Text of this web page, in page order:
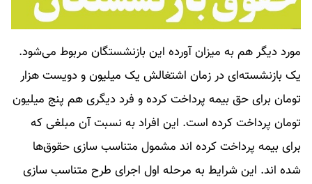
مورد دیگر هم به میزان آورده این بازنشستگان مربوط می‌شود.
یک بازنشسته‌ای در زمان اشتغالش یک میلیون و دویست هزار
تومان برای حق بیمه پرداخت کرده و فرد دیگری هم پنج میلیون
تومان پرداخت کرده است. این افراد به نسبت آن مبلغی که
برای بیمه پرداخت کرده اند مشمول متناسب سازی حقوق‌ها
شده اند. این شرایط به مرحله اول اجرای طرح متناسب سازی